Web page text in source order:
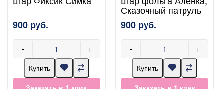
900 руб.
- +
Купить
Заказать в 1 клик
Сказочный патруль
900 руб.
- +
Купить
Заказать в 1 клик